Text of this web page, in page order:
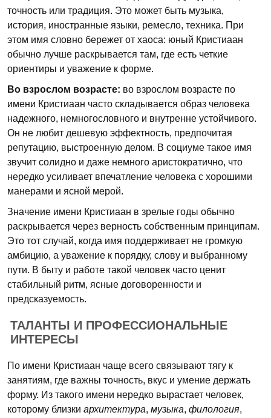
точность или традиция. Это может быть музыка,
история, иностранные языки, ремесло, техника. При
этом имя словно бережет от хаоса: юный Кристиаан
обычно лучше раскрывается там, где есть четкие
ориентиры и уважение к форме.
Во взрослом возрасте: во взрослом возрасте по
имени Кристиаан часто складывается образ человека
надежного, немногословного и внутренне устойчивого.
Он не любит дешевую эффектность, предпочитая
репутацию, выстроенную делом. В социуме такое имя
звучит солидно и даже немного аристократично, что
нередко усиливает впечатление человека с хорошими
манерами и ясной мерой.
Значение имени Кристиаан в зрелые годы обычно
раскрывается через верность собственным принципам.
Это тот случай, когда имя поддерживает не громкую
амбицию, а уважение к порядку, слову и выбранному
пути. В быту и работе такой человек часто ценит
стабильный ритм, ясные договоренности и
предсказуемость.
ТАЛАНТЫ И ПРОФЕССИОНАЛЬНЫЕ
ИНТЕРЕСЫ
По имени Кристиаан чаще всего связывают тягу к
занятиям, где важны точность, вкус и умение держать
форму. Из такого имени нередко вырастает человек,
которому близки архитектура, музыка, филология,